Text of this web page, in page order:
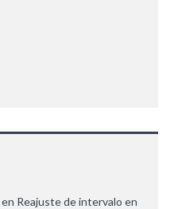
en Reajuste de intervalo en